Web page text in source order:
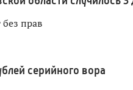
прав
серийного вора